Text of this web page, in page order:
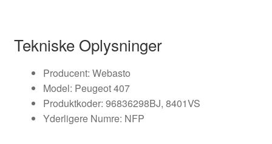
Tekniske Oplysninger
Producent: Webasto
Model: Peugeot 407
Produktkoder: 96836298BJ, 8401VS
Yderligere Numre: NFP